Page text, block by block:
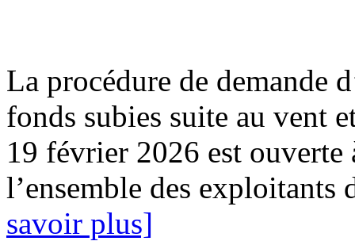
La procédure de demande
fonds subies suite au vent
19 février 2026 est
l’ensemble des exploitants
savoir plus]